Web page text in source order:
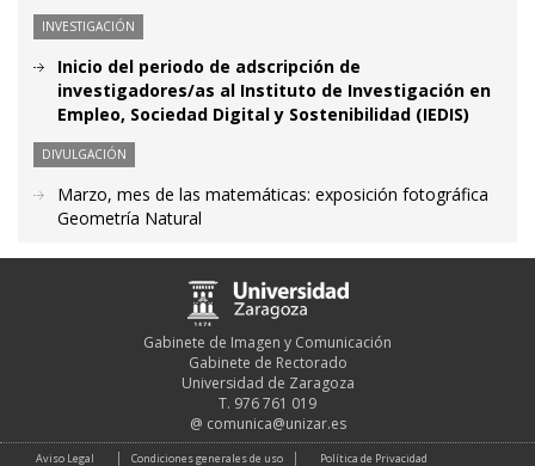
INVESTIGACIÓN
Inicio del periodo de adscripción de
investigadores/as al Instituto de Investigación en
Empleo, Sociedad Digital y Sostenibilidad (IEDIS)
DIVULGACIÓN
Marzo, mes de las matemáticas: exposición fotográfica
Geometría Natural
Gabinete de Imagen y Comunicación
Gabinete de Rectorado
Universidad de Zaragoza
T. 976 761 019
@ comunica@unizar.es
Aviso Legal Condiciones generales de uso Política de Privacidad